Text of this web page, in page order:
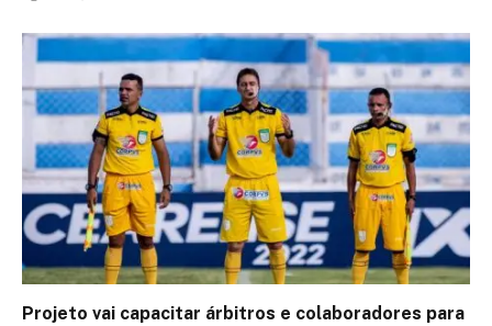
Projeto vai capacitar árbitros e colaboradores para